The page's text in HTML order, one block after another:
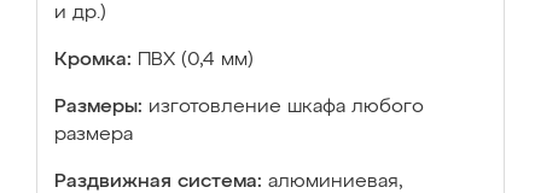
и др.)
Кромка: ПВХ (0,4 мм)
Размеры: изготовление шкафа любого
размера
Раздвижная система: алюминиевая,